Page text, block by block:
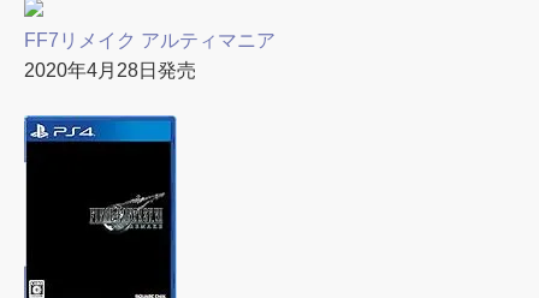
FF7リメイク アルティマニア
2020年4月28日発売